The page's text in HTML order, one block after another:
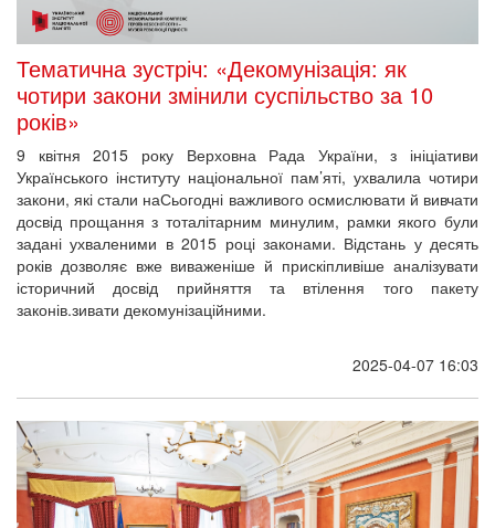
Тематична зустріч: «Декомунізація: як
чотири закони змінили суспільство за 10
років»
9 квітня 2015 року Верховна Рада України, з ініціативи
Українського інституту національної пам’яті, ухвалила чотири
закони, які стали наСьогодні важливого осмислювати й вивчати
досвід прощання з тоталітарним минулим, рамки якого були
задані ухваленими в 2015 році законами. Відстань у десять
років дозволяє вже виваженіше й прискіпливіше аналізувати
історичний досвід прийняття та втілення того пакету
законів.зивати декомунізаційними.
2025-04-07 16:03